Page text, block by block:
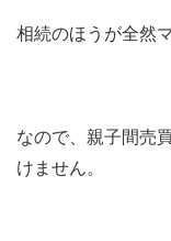
相続のほうが全然
なので、親子間売
けません。